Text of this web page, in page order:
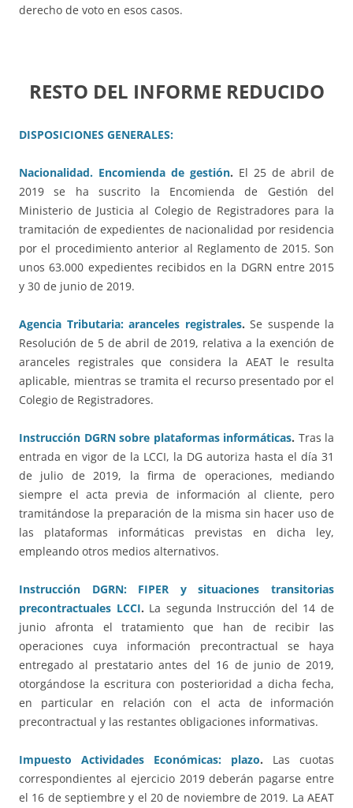
derecho de voto en esos casos.
RESTO DEL INFORME REDUCIDO
DISPOSICIONES GENERALES:
Nacionalidad. Encomienda de gestión. El 25 de abril de
2019 se ha suscrito la Encomienda de Gestión del
Ministerio de Justicia al Colegio de Registradores para la
tramitación de expedientes de nacionalidad por residencia
por el procedimiento anterior al Reglamento de 2015. Son
unos 63.000 expedientes recibidos en la DGRN entre 2015
y 30 de junio de 2019.
Agencia Tributaria: aranceles registrales. Se suspende la
Resolución de 5 de abril de 2019, relativa a la exención de
aranceles registrales que considera la AEAT le resulta
aplicable, mientras se tramita el recurso presentado por el
Colegio de Registradores.
Instrucción DGRN sobre plataformas informáticas. Tras la
entrada en vigor de la LCCI, la DG autoriza hasta el día 31
de julio de 2019, la firma de operaciones, mediando
siempre el acta previa de información al cliente, pero
tramitándose la preparación de la misma sin hacer uso de
las plataformas informáticas previstas en dicha ley,
empleando otros medios alternativos.
Instrucción DGRN: FIPER y situaciones transitorias
precontractuales LCCI. La segunda Instrucción del 14 de
junio afronta el tratamiento que han de recibir las
operaciones cuya información precontractual se haya
entregado al prestatario antes del 16 de junio de 2019,
otorgándose la escritura con posterioridad a dicha fecha,
en particular en relación con el acta de información
precontractual y las restantes obligaciones informativas.
Impuesto Actividades Económicas: plazo. Las cuotas
correspondientes al ejercicio 2019 deberán pagarse entre
el 16 de septiembre y el 20 de noviembre de 2019. La AEAT